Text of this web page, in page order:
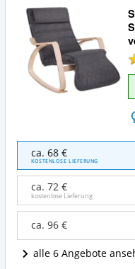
SONGMICS
Schaukelstuhl
Schwingsessel
Fach
verstellbarer
Angebote:
Wo
ca. 68 €
KOSTENLOSE LIEFERUNG
ca. 72 €
kostenlose Lieferung
ca. 96 €
alle 6 Angebote